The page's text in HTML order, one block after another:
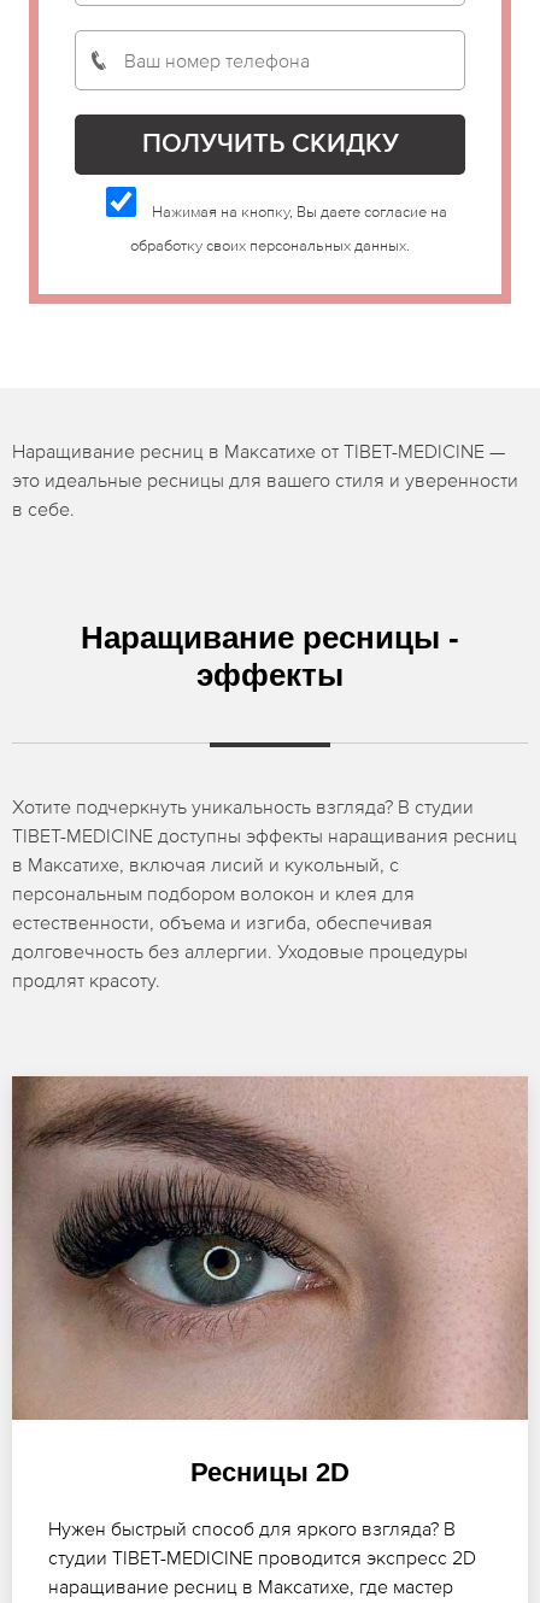
Нажимая на кнопку, Вы даете согласие на
обработку своих персональных данных.
Наращивание ресниц в Максатихе от TIBET-MEDICINE —
это идеальные ресницы для вашего стиля и уверенности
в себе.
Наращивание ресницы -
эффекты
Хотите подчеркнуть уникальность взгляда? В студии
TIBET-MEDICINE доступны эффекты наращивания ресниц
в Максатихе, включая лисий и кукольный, с
персональным подбором волокон и клея для
естественности, объема и изгиба, обеспечивая
долговечность без аллергии. Уходовые процедуры
продлят красоту.
Ресницы 2D
Нужен быстрый способ для яркого взгляда? В
студии TIBET-MEDICINE проводится экспресс 2D
наращивание ресниц в Максатихе, где мастер